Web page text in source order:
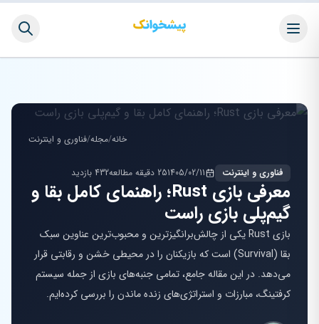
خانه/مجله/فناوری و اینترنت
فناوری و اینترنت 1405/02/1125 دقیقه مطالعه 432 بازدید
معرفی بازی Rust؛ راهنمای کامل بقا و
گیم‌پلی بازی راست
بازی Rust یکی از چالش‌برانگیزترین و محبوب‌ترین عناوین سبک
بقا (Survival) است که بازیکنان را در محیطی خشن و رقابتی قرار
می‌دهد. در این مقاله جامع، تمامی جنبه‌های بازی از جمله سیستم
کرفتینگ، مبارزات و استراتژی‌های زنده ماندن را بررسی کرده‌ایم.